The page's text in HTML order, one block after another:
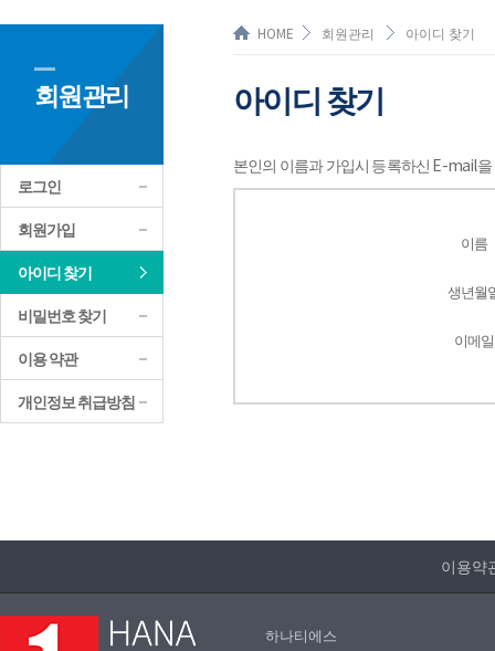
회원관리
로그인
회원가입
아이디 찾기
비밀번호 찾기
이용 약관
개인정보 취급방침
HOME 회원관리 아이디 찾기
아이디 찾기
본인의 이름과 가입시 등록하신 E-mail
이름
생년월
이메일
이용약
하나티에스